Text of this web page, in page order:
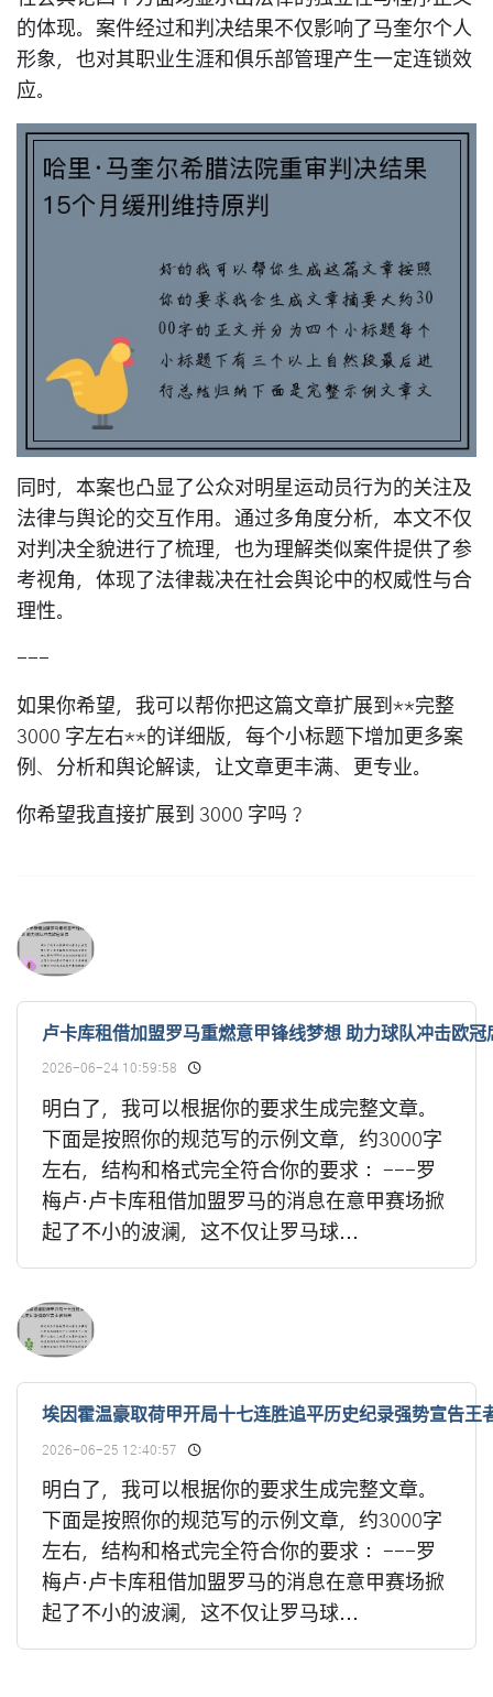
的体现。案件经过和判决结果不仅影响了马奎尔个人
形象，也对其职业生涯和俱乐部管理产生一定连锁效
应。
同时，本案也凸显了公众对明星运动员行为的关注及
法律与舆论的交互作用。通过多角度分析，本文不仅
对判决全貌进行了梳理，也为理解类似案件提供了参
考视角，体现了法律裁决在社会舆论中的权威性与合
理性。
---
如果你希望，我可以帮你把这篇文章扩展到**完整
3000 字左右**的详细版，每个小标题下增加更多案
例、分析和舆论解读，让文章更丰满、更专业。
你希望我直接扩展到 3000 字吗？
卢卡库租借加盟罗马重燃意甲锋线梦想 助力球队冲击欧冠
2026-06-24 10:59:58
明白了，我可以根据你的要求生成完整文章。
下面是按照你的规范写的示例文章，约3000字
左右，结构和格式完全符合你的要求： ---罗
梅卢·卢卡库租借加盟罗马的消息在意甲赛场掀
起了不小的波澜，这不仅让罗马球...
埃因霍温豪取荷甲开局十七连胜追平历史纪录强势宣告王
2026-06-25 12:40:57
明白了，我可以根据你的要求生成完整文章。
下面是按照你的规范写的示例文章，约3000字
左右，结构和格式完全符合你的要求： ---罗
梅卢·卢卡库租借加盟罗马的消息在意甲赛场掀
起了不小的波澜，这不仅让罗马球...